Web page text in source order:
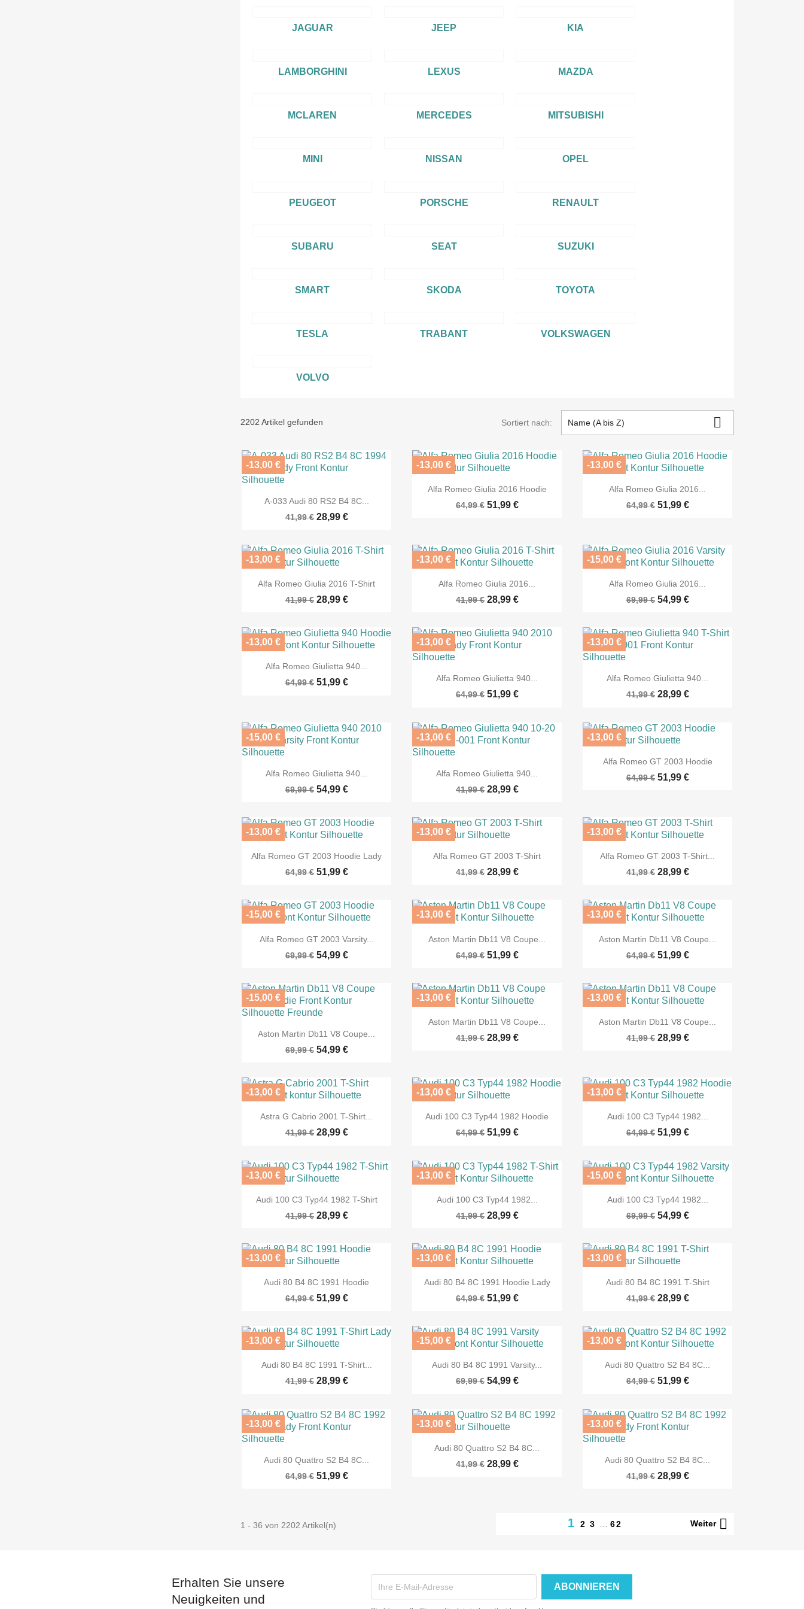
JAGUAR JEEP KIA
LAMBORGHINI LEXUS MAZDA
MCLAREN MERCEDES MITSUBISHI
MINI NISSAN OPEL
PEUGEOT PORSCHE RENAULT
SUBARU SEAT SUZUKI
SMART SKODA TOYOTA
TESLA TRABANT VOLKSWAGEN
VOLVO
2202 Artikel gefunden Sortiert nach: Name (A bis Z) 
 Vorschau
A-033 Audi 80 RS2 B4 8C...
41,99 € 28,99 €
-13,00 €
 Vorschau
Alfa Romeo Giulia 2016 Hoodie
64,99 € 51,99 €
-13,00 €
 Vorschau
Alfa Romeo Giulia 2016...
64,99 € 51,99 €
-13,00 €
 Vorschau
Alfa Romeo Giulia 2016 T-Shirt
41,99 € 28,99 €
-13,00 €
 Vorschau
Alfa Romeo Giulia 2016...
41,99 € 28,99 €
-13,00 €
 Vorschau
Alfa Romeo Giulia 2016...
69,99 € 54,99 €
-15,00 €
 Vorschau
Alfa Romeo Giulietta 940...
64,99 € 51,99 €
-13,00 €
 Vorschau
Alfa Romeo Giulietta 940...
64,99 € 51,99 €
-13,00 €
 Vorschau
Alfa Romeo Giulietta 940...
41,99 € 28,99 €
-13,00 €
 Vorschau
Alfa Romeo Giulietta 940...
69,99 € 54,99 €
-15,00 €
 Vorschau
Alfa Romeo Giulietta 940...
41,99 € 28,99 €
-13,00 €
 Vorschau
Alfa Romeo GT 2003 Hoodie
64,99 € 51,99 €
-13,00 €
 Vorschau
Alfa Romeo GT 2003 Hoodie Lady
64,99 € 51,99 €
-13,00 €
 Vorschau
Alfa Romeo GT 2003 T-Shirt
41,99 € 28,99 €
-13,00 €
 Vorschau
Alfa Romeo GT 2003 T-Shirt...
41,99 € 28,99 €
-13,00 €
 Vorschau
Alfa Romeo GT 2003 Varsity...
69,99 € 54,99 €
-15,00 €
 Vorschau
Aston Martin Db11 V8 Coupe...
64,99 € 51,99 €
-13,00 €
 Vorschau
Aston Martin Db11 V8 Coupe...
64,99 € 51,99 €
-13,00 €
 Vorschau
Aston Martin Db11 V8 Coupe...
69,99 € 54,99 €
-15,00 €
 Vorschau
Aston Martin Db11 V8 Coupe...
41,99 € 28,99 €
-13,00 €
 Vorschau
Aston Martin Db11 V8 Coupe...
41,99 € 28,99 €
-13,00 €
 Vorschau
Astra G Cabrio 2001 T-Shirt...
41,99 € 28,99 €
-13,00 €
 Vorschau
Audi 100 C3 Typ44 1982 Hoodie
64,99 € 51,99 €
-13,00 €
 Vorschau
Audi 100 C3 Typ44 1982...
64,99 € 51,99 €
-13,00 €
 Vorschau
Audi 100 C3 Typ44 1982 T-Shirt
41,99 € 28,99 €
-13,00 €
 Vorschau
Audi 100 C3 Typ44 1982...
41,99 € 28,99 €
-13,00 €
 Vorschau
Audi 100 C3 Typ44 1982...
69,99 € 54,99 €
-15,00 €
 Vorschau
Audi 80 B4 8C 1991 Hoodie
64,99 € 51,99 €
-13,00 €
 Vorschau
Audi 80 B4 8C 1991 Hoodie Lady
64,99 € 51,99 €
-13,00 €
 Vorschau
Audi 80 B4 8C 1991 T-Shirt
41,99 € 28,99 €
-13,00 €
 Vorschau
Audi 80 B4 8C 1991 T-Shirt...
41,99 € 28,99 €
-13,00 €
 Vorschau
Audi 80 B4 8C 1991 Varsity...
69,99 € 54,99 €
-15,00 €
 Vorschau
Audi 80 Quattro S2 B4 8C...
64,99 € 51,99 €
-13,00 €
 Vorschau
Audi 80 Quattro S2 B4 8C...
64,99 € 51,99 €
-13,00 €
 Vorschau
Audi 80 Quattro S2 B4 8C...
41,99 € 28,99 €
-13,00 €
 Vorschau
Audi 80 Quattro S2 B4 8C...
41,99 € 28,99 €
-13,00 €
1 - 36 von 2202 Artikel(n) 123 62 Weiter 
Erhalten Sie unsere
Neuigkeiten und